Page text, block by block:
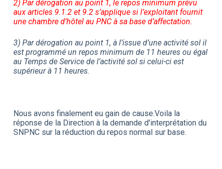
2) Par dérogation au point 1, le repos minimum prévu
aux articles 9.1.2 et 9.2 s’applique si l’exploitant fournit
une chambre d’hôtel au PNC à sa base d’affectation.
3) Par dérogation au point 1, à l’issue d’une activité sol il
est programmé un repos minimum de 11 heures ou égal
au Temps de Service de l’activité sol si celui-ci est
supérieur à 11 heures.
Nous avons finalement eu gain de cause.Voila la
réponse de la Direction à la demande d'interprétation du
SNPNC sur la réduction du repos normal sur base.